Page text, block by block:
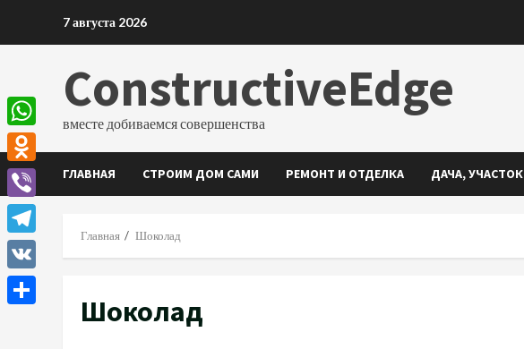
7 августа 2026
ConstructiveEdge
вместе добиваемся совершенства
ГЛАВНАЯ СТРОИМ ДОМ САМИ РЕМОНТ И ОТДЕЛКА ДАЧА, УЧАСТОК
Главная Шоколад
Шоколад
WhatsApp
Odnoklassniki
Viber
Telegram
VK